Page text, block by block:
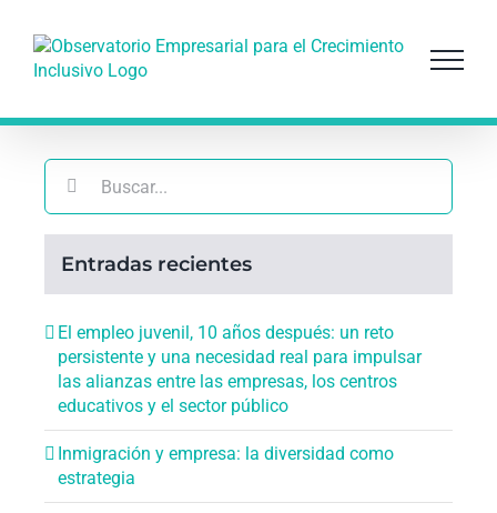
contenido
Buscar:
Entradas recientes
El empleo juvenil, 10 años después: un reto
persistente y una necesidad real para impulsar
las alianzas entre las empresas, los centros
educativos y el sector público
Inmigración y empresa: la diversidad como
estrategia